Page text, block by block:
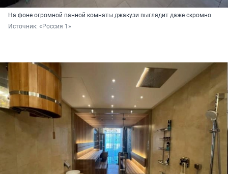
На фоне огромной ванной комнаты джакузи выглядит даже скромно
Источник: «Россия 1»